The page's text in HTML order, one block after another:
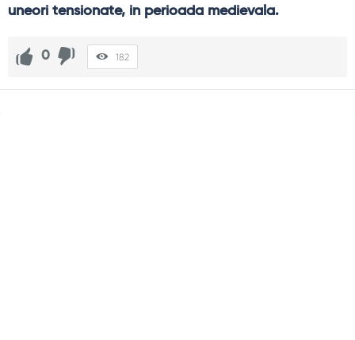
uneori tensionate, in perioada medievala.
0 182